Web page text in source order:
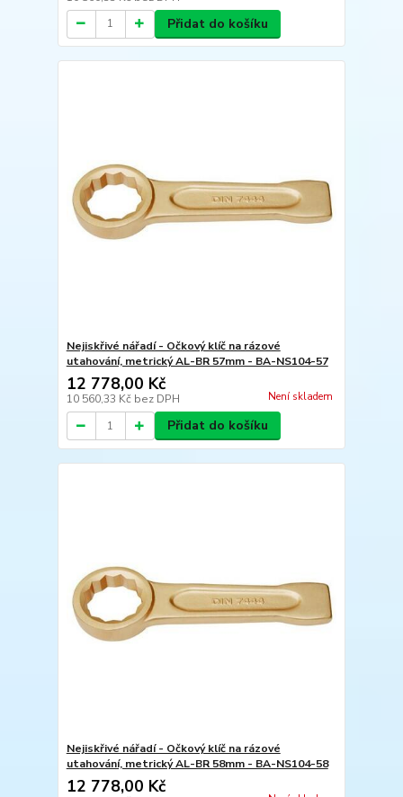
Přidat do košíku
Nejiskřivé nářadí - Očkový klíč na rázové
utahování, metrický AL-BR 57mm - BA-NS104-57
12 778,00 Kč
10 560,33 Kč bez DPH Není skladem
Přidat do košíku
Nejiskřivé nářadí - Očkový klíč na rázové
utahování, metrický AL-BR 58mm - BA-NS104-58
12 778,00 Kč